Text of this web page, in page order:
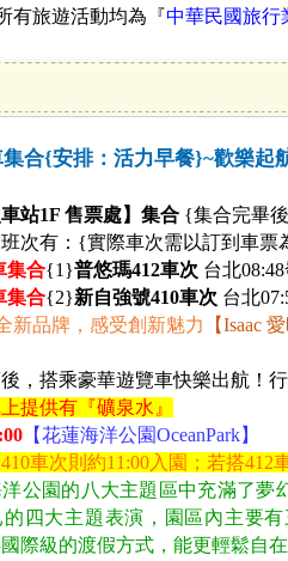
有旅遊活動均為『中華民國旅行
合{安排：活力早餐}~歡樂起
車站1F 售票處】集合 {集合完畢
次有： {實際車次需以訂到車票
集合{1}普悠瑪412車次 台北
集合{2}新自強號410車次 台北
新品牌，感受創新魅力 【Isaac
，搭乘豪華遊覽車快樂出航
提供有『礦泉水』
【花蓮海洋公園OceanPark】
車次則約11:00入園；若搭412
公園的八大主題區中充滿了夢
四大主題表演，園區內主要
際級的渡假方式，能更輕鬆自